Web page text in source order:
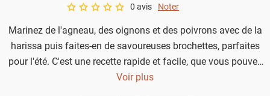
A star rating of 0 out of 5.
0 avis Noter
Marinez de l'agneau, des oignons et des poivrons avec de la
harissa puis faites-en de savoureuses brochettes, parfaites
pour l'été. C'est une recette rapide et facile, que vous pouvez
servir avec du couscous.
Voir plus